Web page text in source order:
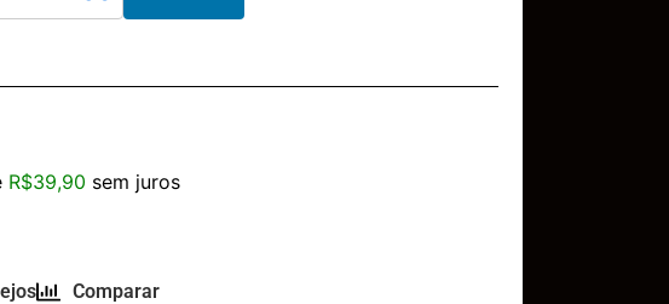
R$39,90 sem juros
Comparar